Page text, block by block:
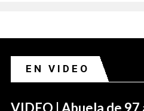
EN VIDEO